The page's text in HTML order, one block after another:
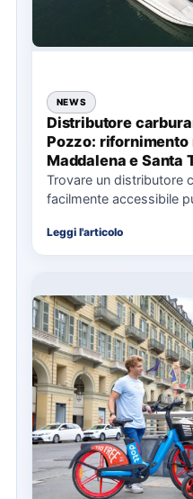
NEWS
Distributore
Pozzo: rifornimento
Maddalena e Santa
Trovare un distributore
facilmente accessibile
soprattutto…
Leggi l'articolo